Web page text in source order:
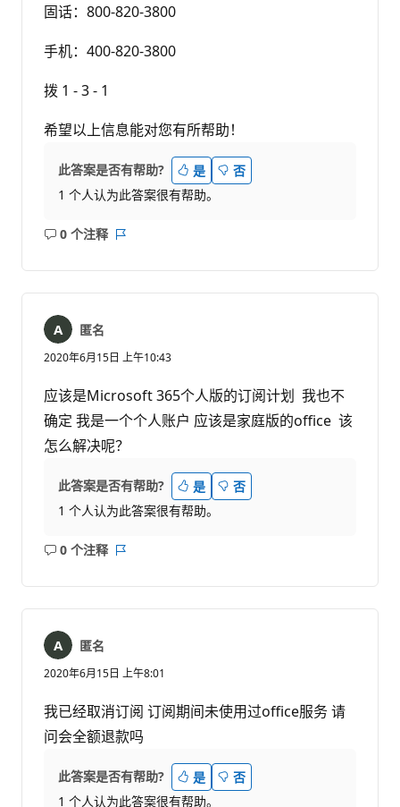
固话：800-820-3800
手机：400-820-3800
拨 1 - 3 - 1
希望以上信息能对您有所帮助！
此答案是否有帮助? 是
否
1 个人认为此答案很有帮助。
0 个注释
无
匿名
2020年6月15日 上午10:43
应该是Microsoft 365个人版的订阅计划 我也不
确定 我是一个个人账户 应该是家庭版的office 该
怎么解决呢？
此答案是否有帮助? 是
否
1 个人认为此答案很有帮助。
0 个注释
无
匿名
2020年6月15日 上午8:01
我已经取消订阅 订阅期间未使用过office服务 请
问会全额退款吗
此答案是否有帮助? 是
否
1 个人认为此答案很有帮助。